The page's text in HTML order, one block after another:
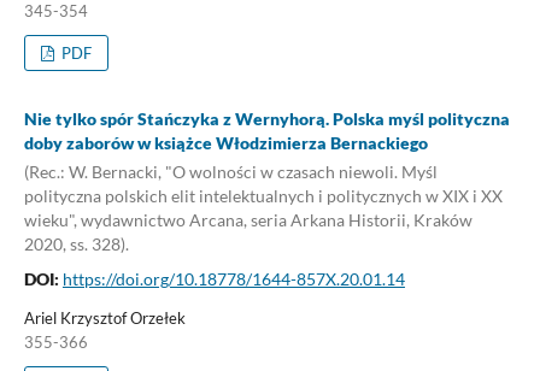
345-354
PDF
Nie tylko spór Stańczyka z Wernyhorą. Polska myśl polityczna
doby zaborów w książce Włodzimierza Bernackiego
(Rec.: W. Bernacki, "O wolności w czasach niewoli. Myśl
polityczna polskich elit intelektualnych i politycznych w XIX i XX
wieku", wydawnictwo Arcana, seria Arkana Historii, Kraków
2020, ss. 328).
DOI: https://doi.org/10.18778/1644-857X.20.01.14
Ariel Krzysztof Orzełek
355-366